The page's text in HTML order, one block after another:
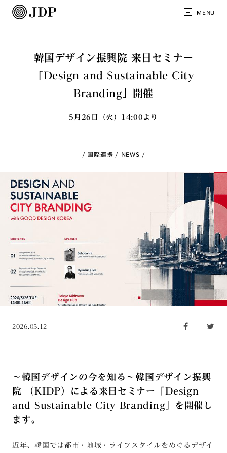
MENU
韓国デザイン振興院 来日セミナー
「Design and Sustainable City
Branding」開催
5月26日（火）14:00より
国際連携 NEWS
2026.05.12
〜韓国デザインの今を知る〜韓国デザイン振興
院 （KIDP）による来日セミナー「Design
and Sustainable City Branding」を開催し
ます。
近年、韓国では都市・地域・ライフスタイルをめぐるデザイ